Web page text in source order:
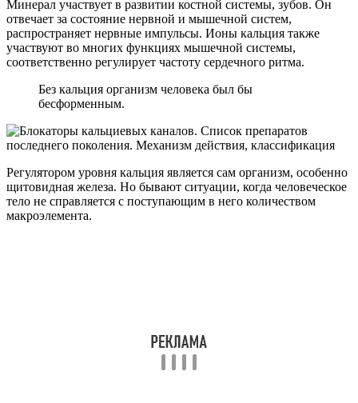
Минерал участвует в развитии костной системы, зубов. Он
отвечает за состояние нервной и мышечной систем,
распространяет нервные импульсы. Ионы кальция также
участвуют во многих функциях мышечной системы,
соответственно регулирует частоту сердечного ритма.
Без кальция организм человека был бы
бесформенным.
Регулятором уровня кальция является сам организм, особенно
щитовидная железа. Но бывают ситуации, когда человеческое
тело не справляется с поступающим в него количеством
макроэлемента.